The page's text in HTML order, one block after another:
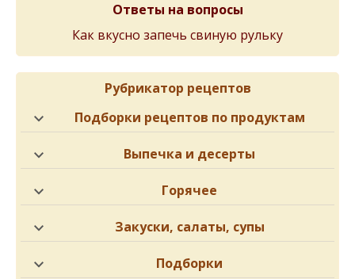
Ответы на вопросы
Как вкусно запечь свиную рульку
Рубрикатор рецептов
Подборки рецептов по продуктам
Выпечка и десерты
Горячее
Закуски, салаты, супы
Подборки